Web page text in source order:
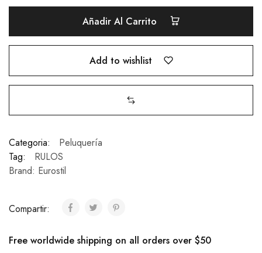
Añadir Al Carrito
Add to wishlist
Categoria:
Peluquería
Tag:
RULOS
Brand: Eurostil
Compartir:
Free worldwide shipping on all orders over $50